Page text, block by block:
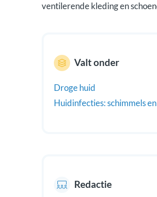
ventilerende kleding en
Valt onder
Droge huid
Huidinfecties: schimmels
Redactie